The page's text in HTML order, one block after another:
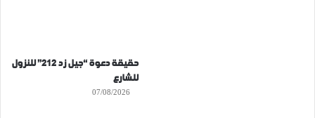
حقيقة دعوة “جيل زد 212” للنزول
للشارع
07/08/2026